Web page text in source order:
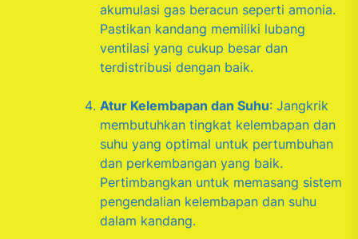
akumulasi gas beracun seperti amonia.
Pastikan kandang memiliki lubang
ventilasi yang cukup besar dan
terdistribusi dengan baik.
Atur Kelembapan dan Suhu: Jangkrik
membutuhkan tingkat kelembapan dan
suhu yang optimal untuk pertumbuhan
dan perkembangan yang baik.
Pertimbangkan untuk memasang sistem
pengendalian kelembapan dan suhu
dalam kandang.